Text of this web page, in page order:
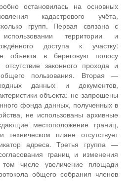
остановилась на основных
кадастрового учёта,
групп. Первая связана с
территории и
доступа к участку:
объекта в береговую полосу
законного прохода и
пользования. Вторая —
данных и документов,
объекта: не запрошены
фонда данных, полученных в
не использованы архивные
местоположение границ,
плане отсутствует
адреса. Третья группа —
границ и изменения
числе увеличение площади
общего собрания членов